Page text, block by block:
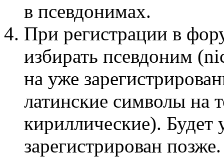
в псевдонимах.
При регистрации в
избирать псевдоним
на уже
латинские символы на
кириллические). Будет
зарегистрирован позже.